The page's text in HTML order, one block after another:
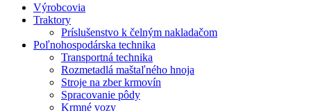
Výrobcovia
Traktory
Príslušenstvo k čelným nakladačom
Poľnohospodárska technika
Transportná technika
Rozmetadlá maštaľného hnoja
Stroje na zber krmovín
Spracovanie pôdy
Krmné vozy